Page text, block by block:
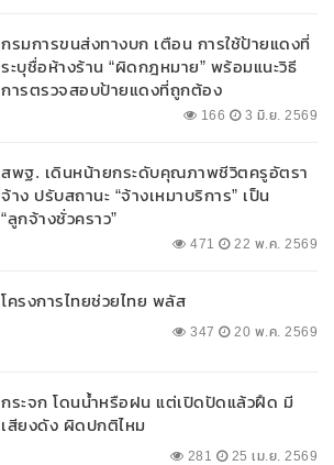
กรมการขนส่งทางบก เตือน การใช้ป้ายแดงที่
ระบุชื่อห้างร้าน “ผิดกฎหมาย” พร้อมแนะวิธี
การตรวจสอบป้ายแดงที่ถูกต้อง
166 3 มิ.ย. 2569
สพฐ. เดินหน้ายกระดับคุณภาพชีวิตครูอัตรา
จ้าง ปรับสถานะ “จ้างเหมาบริการ” เป็น
“ลูกจ้างชั่วคราว”
471 22 พ.ค. 2569
โครงการไทยช่วยไทย พลัส
347 20 พ.ค. 2569
กระจก โดนน้ำหรือฝน แต่เปิดปัดแล้วฝืด มี
เสียงดัง ผิดปกติไหม
281 25 เม.ย. 2569